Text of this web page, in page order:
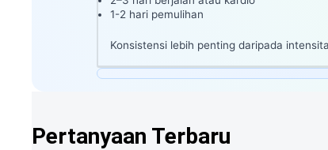
1-2 hari pemulihan
Konsistensi lebih penting daripada
Pertanyaan Terbaru